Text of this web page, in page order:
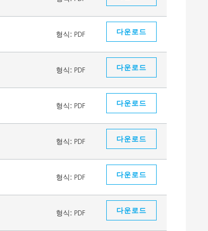
형식: PDF 다운로드
형식: PDF 다운로드
형식: PDF 다운로드
형식: PDF 다운로드
형식: PDF 다운로드
형식: PDF 다운로드